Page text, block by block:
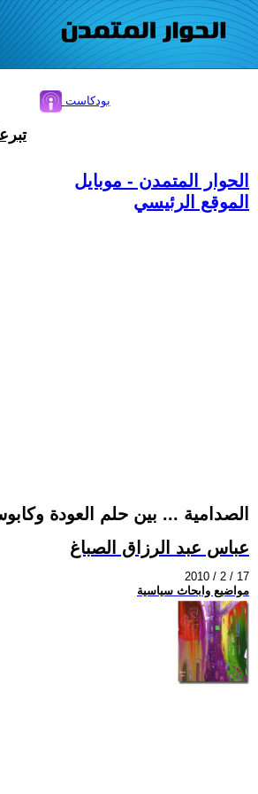
بودكاست
الحوار المتمدن - موبايل
الموقع الرئيسي
الصدامية ... بين حلم العودة
عباس عبد الرزاق الصباغ
2010 / 2 / 17
مواضيع وابحاث سياسية